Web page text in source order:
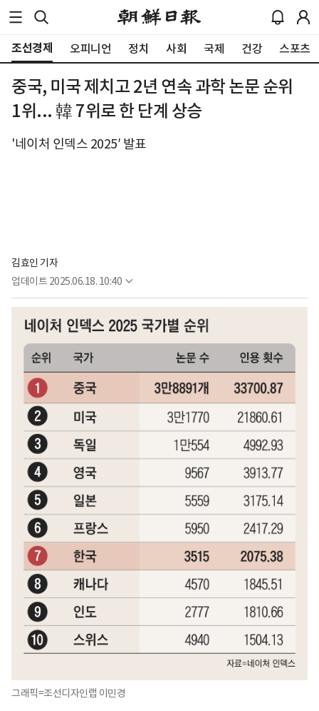
조선경제 오피니언 정치 사회 국제 건강 스포츠
중국, 미국 제치고 2년 연속 과학 논문 순위
1위... 韓 7위로 한 단계 상승
'네이처 인덱스 2025′ 발표
김효인 기자
업데이트 2025.06.18. 10:40
그래픽=조선디자인랩 이민경